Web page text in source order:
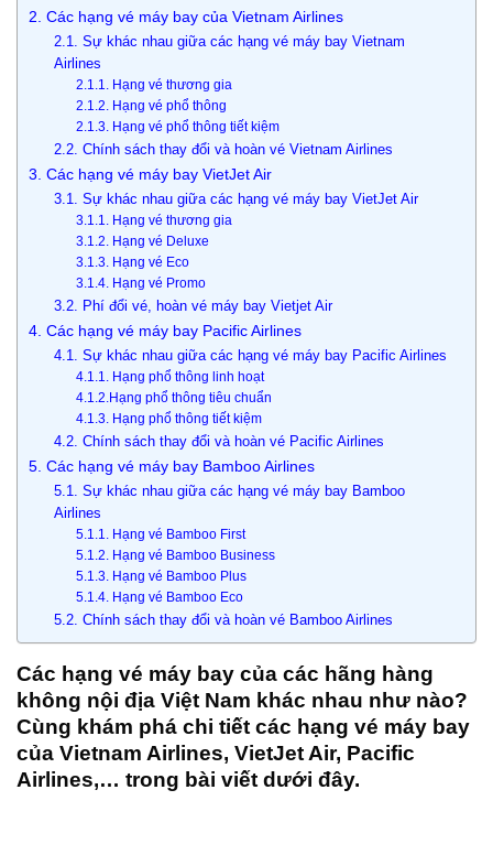
2. Các hạng vé máy bay của Vietnam Airlines
2.1. Sự khác nhau giữa các hạng vé máy bay Vietnam
Airlines
2.1.1. Hạng vé thương gia
2.1.2. Hạng vé phổ thông
2.1.3. Hạng vé phổ thông tiết kiệm
2.2. Chính sách thay đổi và hoàn vé Vietnam Airlines
3. Các hạng vé máy bay VietJet Air
3.1. Sự khác nhau giữa các hạng vé máy bay VietJet Air
3.1.1. Hạng vé thương gia
3.1.2. Hạng vé Deluxe
3.1.3. Hạng vé Eco
3.1.4. Hạng vé Promo
3.2. Phí đổi vé, hoàn vé máy bay Vietjet Air
4. Các hạng vé máy bay Pacific Airlines
4.1. Sự khác nhau giữa các hạng vé máy bay Pacific Airlines
4.1.1. Hạng phổ thông linh hoạt
4.1.2.Hạng phổ thông tiêu chuẩn
4.1.3. Hạng phổ thông tiết kiệm
4.2. Chính sách thay đổi và hoàn vé Pacific Airlines
5. Các hạng vé máy bay Bamboo Airlines
5.1. Sự khác nhau giữa các hạng vé máy bay Bamboo
Airlines
5.1.1. Hạng vé Bamboo First
5.1.2. Hạng vé Bamboo Business
5.1.3. Hạng vé Bamboo Plus
5.1.4. Hạng vé Bamboo Eco
5.2. Chính sách thay đổi và hoàn vé Bamboo Airlines
Các hạng vé máy bay của các hãng hàng
không nội địa Việt Nam khác nhau như nào?
Cùng khám phá chi tiết các hạng vé máy bay
của Vietnam Airlines, VietJet Air, Pacific
Airlines,… trong bài viết dưới đây.